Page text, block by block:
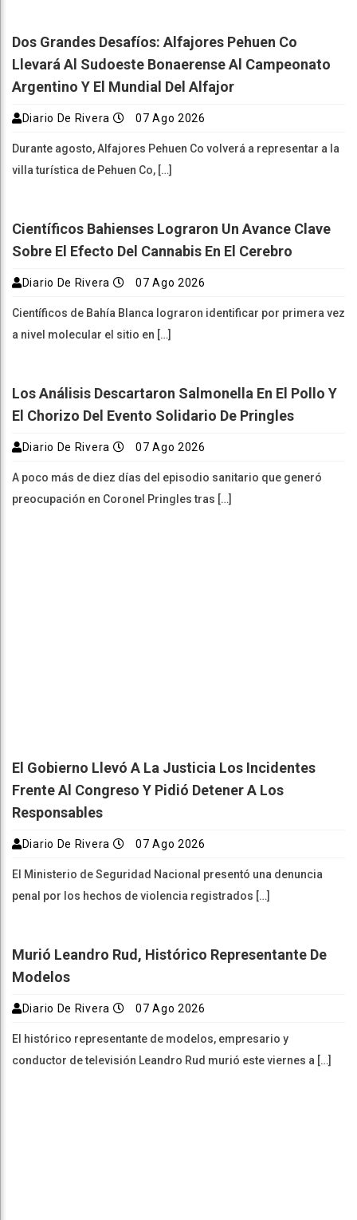
Dos Grandes Desafíos: Alfajores Pehuen Co
Llevará Al Sudoeste Bonaerense Al Campeonato
Argentino Y El Mundial Del Alfajor
Diario De Rivera 07 Ago 2026
Durante agosto, Alfajores Pehuen Co volverá a representar a la
villa turística de Pehuen Co, […]
Científicos Bahienses Lograron Un Avance Clave
Sobre El Efecto Del Cannabis En El Cerebro
Diario De Rivera 07 Ago 2026
Científicos de Bahía Blanca lograron identificar por primera vez
a nivel molecular el sitio en […]
Los Análisis Descartaron Salmonella En El Pollo Y
El Chorizo Del Evento Solidario De Pringles
Diario De Rivera 07 Ago 2026
A poco más de diez días del episodio sanitario que generó
preocupación en Coronel Pringles tras […]
El Gobierno Llevó A La Justicia Los Incidentes
Frente Al Congreso Y Pidió Detener A Los
Responsables
Diario De Rivera 07 Ago 2026
El Ministerio de Seguridad Nacional presentó una denuncia
penal por los hechos de violencia registrados […]
Murió Leandro Rud, Histórico Representante De
Modelos
Diario De Rivera 07 Ago 2026
El histórico representante de modelos, empresario y
conductor de televisión Leandro Rud murió este viernes a […]